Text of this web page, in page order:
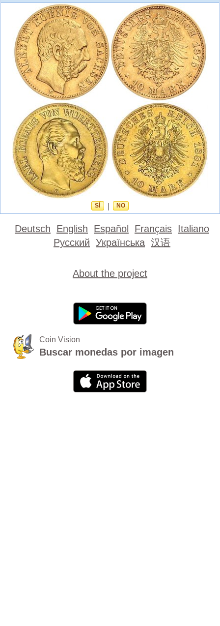
SÍ NO
Deutsch English Español Français Italiano
Русский Українська 汉语
About the project
Coin Vision
Buscar monedas por imagen